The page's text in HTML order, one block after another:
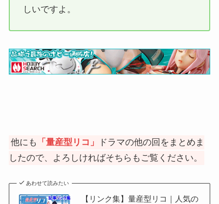
しいですよ。
他にも 「量産型リコ 」
ドラマの他の回をまとめま
したので、よろしければそちらもご覧ください。
あわせて読みたい
【リンク集】量産型リコ｜人気の